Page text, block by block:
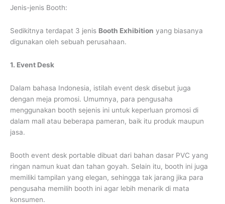
Jenis-jenis Booth:
Sedikitnya terdapat 3 jenis Booth Exhibition yang biasanya
digunakan oleh sebuah perusahaan.
1. Event Desk
Dalam bahasa Indonesia, istilah event desk disebut juga
dengan meja promosi. Umumnya, para pengusaha
menggunakan booth sejenis ini untuk keperluan promosi di
dalam mall atau beberapa pameran, baik itu produk maupun
jasa.
Booth event desk portable dibuat dari bahan dasar PVC yang
ringan namun kuat dan tahan goyah. Selain itu, booth ini juga
memiliki tampilan yang elegan, sehingga tak jarang jika para
pengusaha memilih booth ini agar lebih menarik di mata
konsumen.